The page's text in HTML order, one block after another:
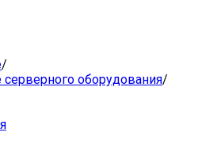
/
оборудования/